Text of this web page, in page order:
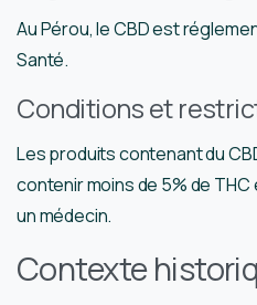
Au Pérou, le CBD est
Santé.
Conditions et
Les produits contenant du
contenir moins de 5% de
un médecin.
Contexte